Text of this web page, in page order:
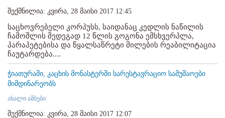
შექმნილია: კვირა, 28 მაისი 2017 12:45
საცხოვრებელი კორპუსს, საიდანაც კედლის ნაწილის
ჩამოშლის შედეგად 12 წლის გოგონა ემსხვერპლა,
პარაპეტებისა და წყალსაწრეტი მილების რეაბილიტაცია
ჩაუტარდება....
ჭიათურაში, კაცხის მონასტერში სარესტავრაციო სამუშაოები
მიმდინარეობს
ახალი ამბები
შექმნილია: კვირა, 28 მაისი 2017 12:07